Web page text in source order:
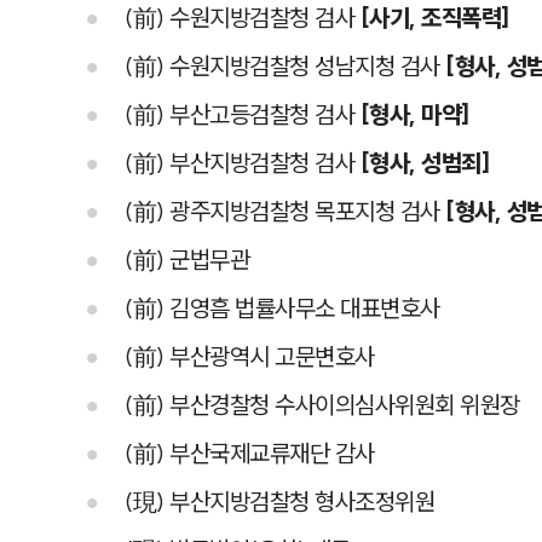
(前) 수원지방검찰청 검사 [사기, 조직폭력]
(前) 수원지방검찰청 성남지청 검사 [형사, 성
(前) 부산고등검찰청 검사 [형사, 마약]
(前) 부산지방검찰청 검사 [형사, 성범죄]
(前) 광주지방검찰청 목포지청 검사 [형사, 성
(前) 군법무관
(前) 김영흠 법률사무소 대표변호사
(前) 부산광역시 고문변호사
(前) 부산경찰청 수사이의심사위원회 위원장
(前) 부산국제교류재단 감사
(現) 부산지방검찰청 형사조정위원